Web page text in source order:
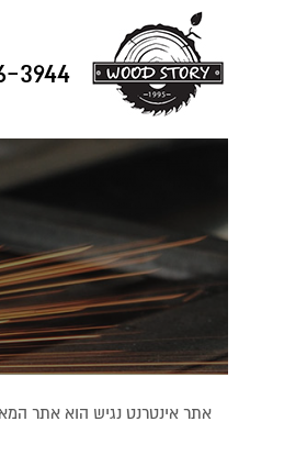
3944
אתר אינטרנט נגיש הוא אתר